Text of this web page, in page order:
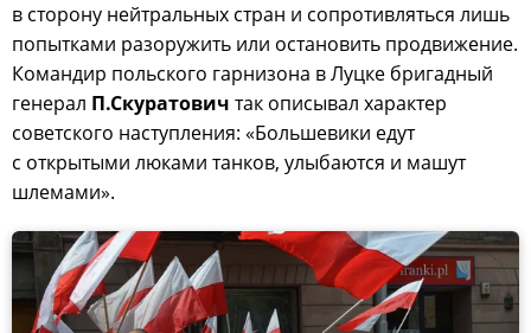
в сторону нейтральных стран и сопротивляться лишь
попытками разоружить или остановить продвижение.
Командир польского гарнизона в Луцке бригадный
генерал П.Скуратович так описывал характер
советского наступления: «Большевики едут
с открытыми люками танков, улыбаются и машут
шлемами».